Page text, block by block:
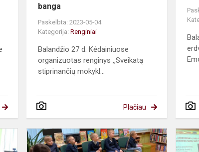
banga
Paskelbta: 2023-05-04
Kategorija:Renginiai
Balandžio 27 d. Kėdainiuose
organizuotas renginys ,,Sveikatą
stiprinančių mokykl...
Plačiau
„H.
K.